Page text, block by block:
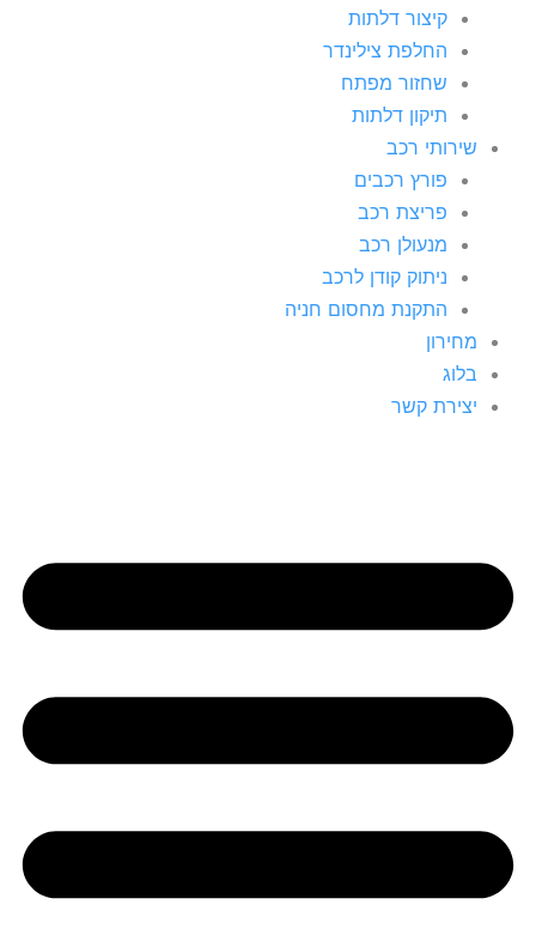
קיצור דלתות
החלפת צילינדר
שחזור מפתח
תיקון דלתות
שירותי רכב
פורץ רכבים
פריצת רכב
מנעולן רכב
ניתוק קודן לרכב
התקנת מחסום חניה
מחירון
בלוג
יצירת קשר